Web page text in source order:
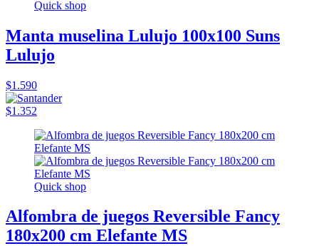
Quick shop
Manta muselina Lulujo 100x100 Suns
Lulujo
$1.590
$1.352
Quick shop
Alfombra de juegos Reversible Fancy
180x200 cm Elefante MS